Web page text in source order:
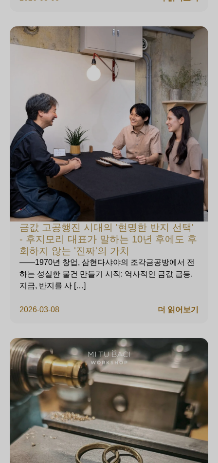
금값 고공행진 시대의 '현명한 반지 선택'
- 후지모리 대표가 말하는 10년 후에도 후
회하지 않는 '진짜'의 가치
2026-03-08
——1970년 창업, 삼현다샤야의 조각금공방에서 전
하는 성실한 물건 만들기 시작: 역사적인 금값 급등.
지금, 반지를 사 […]
더 읽어보기